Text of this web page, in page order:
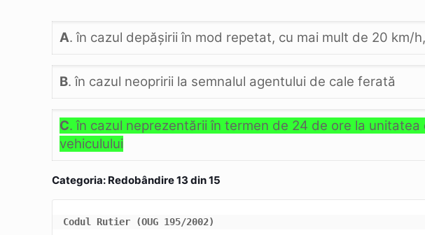
A. în cazul depăşirii în mod repetat, cu mai mult de 20 km/
B. în cazul neopririi la semnalul agentului de cale ferată
C. în cazul neprezentării în termen de 24 de ore la
vehiculului
Categoria: Redobândire 13 din 15
Codul Rutier (OUG 195/2002)